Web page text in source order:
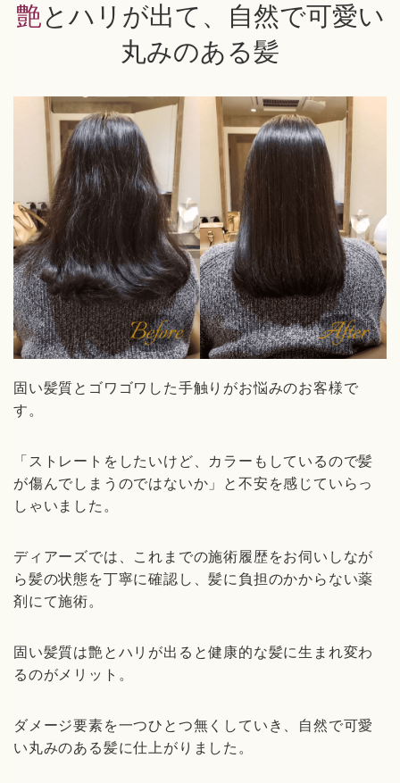
艶とハリが出て、自然で可愛い
丸みのある髪
固い髪質とゴワゴワした手触りがお悩みのお客様で
す。
「ストレートをしたいけど、カラーもしているので髪
が傷んでしまうのではないか」と不安を感じていらっ
しゃいました。
ディアーズでは、これまでの施術履歴をお伺いしなが
ら髪の状態を丁寧に確認し、髪に負担のかからない薬
剤にて施術。
固い髪質は艶とハリが出ると健康的な髪に生まれ変わ
るのがメリット。
ダメージ要素を一つひとつ無くしていき、自然で可愛
い丸みのある髪に仕上がりました。